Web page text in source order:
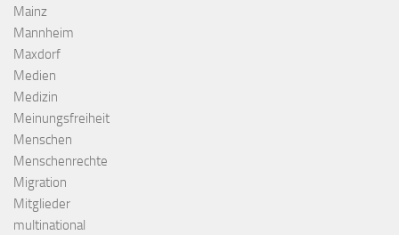
Mainz
Mannheim
Maxdorf
Medien
Medizin
Meinungsfreiheit
Menschen
Menschenrechte
Migration
Mitglieder
multinational